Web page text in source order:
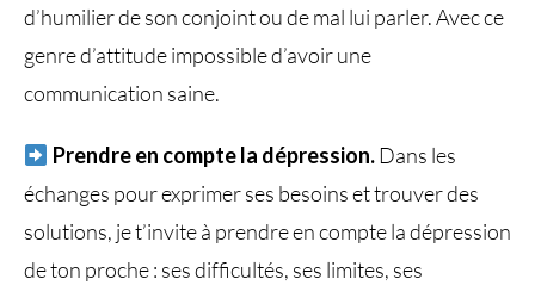
d’humilier de son conjoint ou de mal lui parler. Avec ce
genre d’attitude impossible d’avoir une
communication saine.
Prendre en compte la dépression.Dans les
échanges pour exprimer ses besoins et trouver des
solutions, je t’invite à prendre en compte la dépression
de ton proche : ses difficultés, ses limites, ses